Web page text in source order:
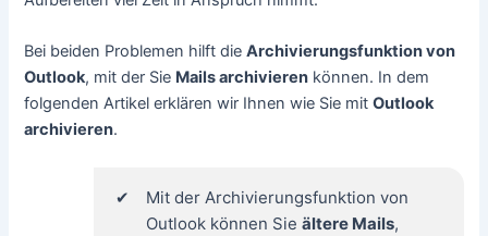
Bei beiden Problemen hilft dieArchivierungsfunktion von
Outlook, mit der Sie Mails archivieren können. In dem
folgenden Artikel erklären wir Ihnen wie Sie mitOutlook
archivieren.
Mit der Archivierungsfunktion von
Outlook können Sieältere Mails,